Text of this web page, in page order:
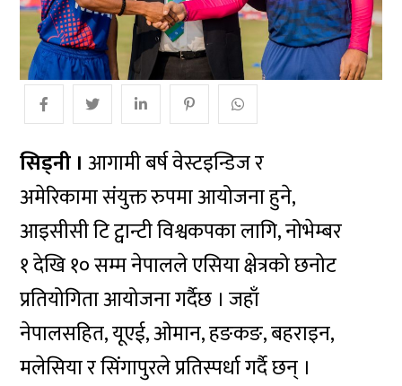
सिड्नी । आगामी बर्ष वेस्टइन्डिज र
अमेरिकामा संयुक्त रुपमा आयोजना हुने,
आइसीसी टि ट्वान्टी विश्वकपका लागि, नोभेम्बर
१ देखि १० सम्म नेपालले एसिया क्षेत्रको छनोट
प्रतियोगिता आयोजना गर्दैछ । जहाँ
नेपालसहित, यूएई, ओमान, हङकङ, बहराइन,
मलेसिया र सिंगापुरले प्रतिस्पर्धा गर्दै छन् ।